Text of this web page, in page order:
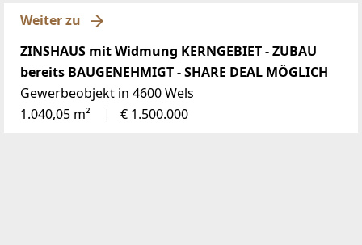
Weiter zu
ZINSHAUS mit Widmung KERNGEBIET - ZUBAU
bereits BAUGENEHMIGT - SHARE DEAL MÖGLICH
Gewerbeobjekt in 4600 Wels
1.040,05 m²
€ 1.500.000